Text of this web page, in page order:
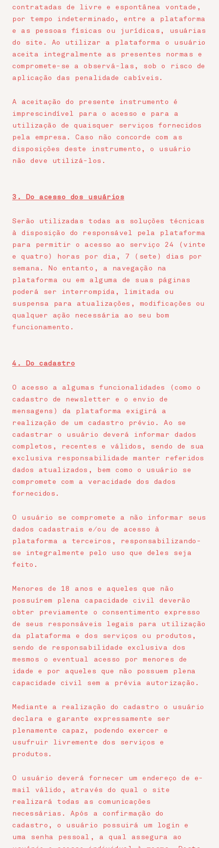
contratadas de livre e espontânea vontade,
por tempo indeterminado, entre a plataforma
e as pessoas físicas ou jurídicas, usuárias
do site. Ao utilizar a plataforma o usuário
aceita integralmente as presentes normas e
compromete-se a observá-las, sob o risco de
aplicação das penalidade cabíveis.
A aceitação do presente instrumento é
imprescindível para o acesso e para a
utilização de quaisquer serviços fornecidos
pela empresa. Caso não concorde com as
disposições deste instrumento, o usuário
não deve utilizá-los.
3. Do acesso dos usuários
Serão utilizadas todas as soluções técnicas
à disposição do responsável pela plataforma
para permitir o acesso ao serviço 24 (vinte
e quatro) horas por dia, 7 (sete) dias por
semana. No entanto, a navegação na
plataforma ou em alguma de suas páginas
poderá ser interrompida, limitada ou
suspensa para atualizações, modificações ou
qualquer ação necessária ao seu bom
funcionamento.
4. Do cadastro
O acesso a algumas funcionalidades (como o
cadastro de newsletter e o envio de
mensagens) da plataforma exigirá a
realização de um cadastro prévio. Ao se
cadastrar o usuário deverá informar dados
completos, recentes e válidos, sendo de sua
exclusiva responsabilidade manter referidos
dados atualizados, bem como o usuário se
compromete com a veracidade dos dados
fornecidos.
O usuário se compromete a não informar seus
dados cadastrais e/ou de acesso à
plataforma a terceiros, responsabilizando-
se integralmente pelo uso que deles seja
feito.
Menores de 18 anos e aqueles que não
possuírem plena capacidade civil deverão
obter previamente o consentimento expresso
de seus responsáveis legais para utilização
da plataforma e dos serviços ou produtos,
sendo de responsabilidade exclusiva dos
mesmos o eventual acesso por menores de
idade e por aqueles que não possuem plena
capacidade civil sem a prévia autorização.
Mediante a realização do cadastro o usuário
declara e garante expressamente ser
plenamente capaz, podendo exercer e
usufruir livremente dos serviços e
produtos.
O usuário deverá fornecer um endereço de e-
mail válido, através do qual o site
realizará todas as comunicações
necessárias. Após a confirmação do
cadastro, o usuário possuirá um login e
uma senha pessoal, a qual assegura ao